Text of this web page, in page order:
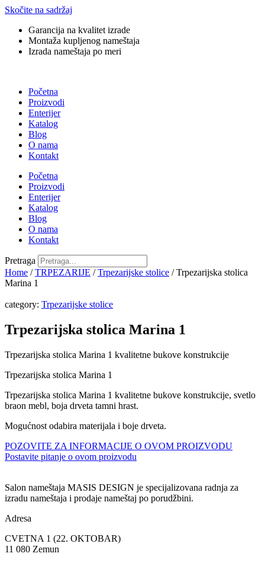
Skočite na sadržaj
Garancija na kvalitet izrade
Montaža kupljenog nameštaja
Izrada nameštaja po meri
Početna
Proizvodi
Enterijer
Katalog
Blog
O nama
Kontakt
Početna
Proizvodi
Enterijer
Katalog
Blog
O nama
Kontakt
Pretraga
Home /TRPEZARIJE /Trpezarijske stolice / Trpezarijska stolica
Marina 1
category: Trpezarijske stolice
Trpezarijska stolica Marina 1
Trpezarijska stolica Marina 1 kvalitetne bukove konstrukcije
Trpezarijska stolica Marina 1
Trpezarijska stolica Marina 1 kvalitetne bukove konstrukcije, svetlo
braon mebl, boja drveta tamni hrast.
Mogućnost odabira materijala i boje drveta.
POZOVITE ZA INFORMACIJE O OVOM PROIZVODU
Postavite pitanje o ovom proizvodu
Salon nameštaja MASIS DESIGN je specijalizovana radnja za
izradu nameštaja i prodaje nameštaj po porudžbini.
Adresa
CVETNA 1 (22. OKTOBAR)
11 080 Zemun